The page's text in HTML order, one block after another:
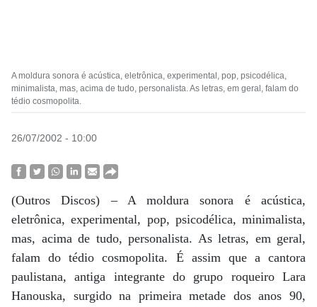
A moldura sonora é acústica, eletrônica, experimental, pop, psicodélica,
minimalista, mas, acima de tudo, personalista. As letras, em geral, falam do
tédio cosmopolita.
26/07/2002 - 10:00
(Outros Discos) – A moldura sonora é acústica,
eletrônica, experimental, pop, psicodélica, minimalista,
mas, acima de tudo, personalista. As letras, em geral,
falam do tédio cosmopolita. É assim que a cantora
paulistana, antiga integrante do grupo roqueiro Lara
Hanouska, surgido na primeira metade dos anos 90,